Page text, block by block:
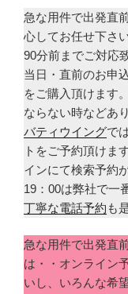
急な用件で出発直
心してお任せ下さ
90分前までご対応
当日・直前のお申
をご購入頂けます
ならない時などあ
バティウイングで
トをご予約頂けま
インにて検索予約
19：00は弊社で一
丁寧な電話予約 も
急な用件で出発直
は・・オンライン
いし、いろんな希